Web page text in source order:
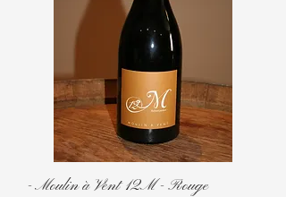
- Moulin à Vent 12M - Rouge